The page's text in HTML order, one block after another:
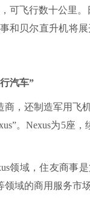
飞行数十公里。
和贝尔直升机将
汽车”
还制造军用飞
。Nexus为5座
域，住友商事
域的商用服务市